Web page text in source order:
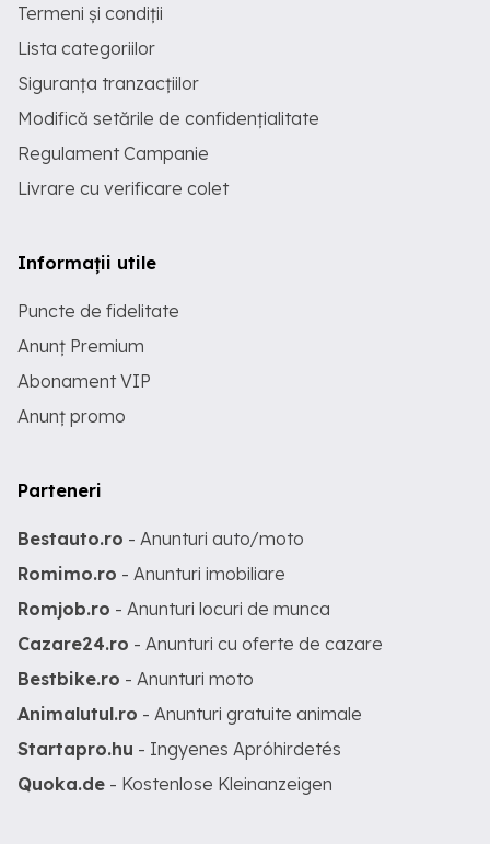
Termeni și condiții
Lista categoriilor
Siguranța tranzacțiilor
Modifică setările de confidențialitate
Regulament Campanie
Livrare cu verificare colet
Informații utile
Puncte de fidelitate
Anunț Premium
Abonament VIP
Anunț promo
Parteneri
Bestauto.ro - Anunturi auto/moto
Romimo.ro - Anunturi imobiliare
Romjob.ro - Anunturi locuri de munca
Cazare24.ro - Anunturi cu oferte de cazare
Bestbike.ro - Anunturi moto
Animalutul.ro - Anunturi gratuite animale
Startapro.hu - Ingyenes Apróhirdetés
Quoka.de - Kostenlose Kleinanzeigen